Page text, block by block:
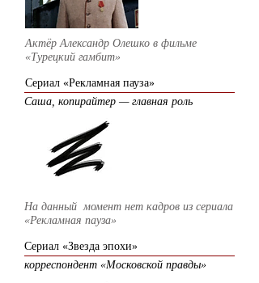
Актёр Александр Олешко в фильме
«Турецкий гамбит»
Сериал «Рекламная пауза»
Саша, копирайтер — главная роль
На данный момент нет кадров из сериала
«Рекламная пауза»
Сериал «Звезда эпохи»
корреспондент «Московской правды»